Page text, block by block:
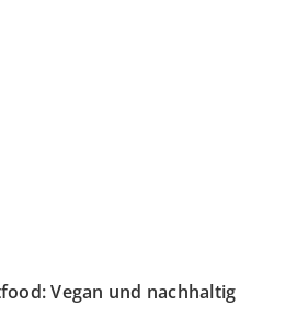
Vegan und nachhaltig